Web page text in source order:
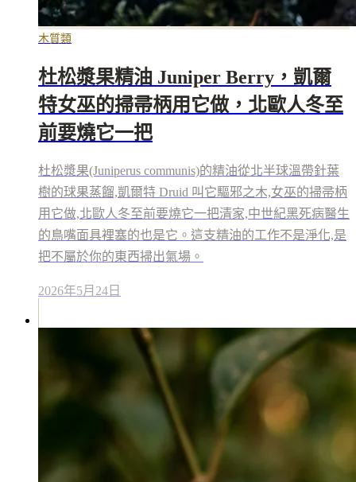
木質類
杜松漿果精油 Juniper Berry，凱爾
特女巫的掃帚柄用它做，北歐人冬至
前要燒它一把
杜松漿果(Juniperus communis)的精油從北半球溫帶針葉
樹的球果蒸餾,凱爾特 Druid 叫它驅邪之木,女巫的掃帚柄
用它做,北歐人冬至前要燒它一把清家,中世紀黑死病醫生
的鳥嘴面具裡塞的也是它。這支精油的工作不是淨化,是
把不屬於你的東西掃出氣場。
2026年5月24日